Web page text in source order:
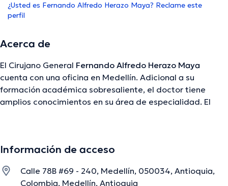
¿Usted es Fernando Alfredo Herazo Maya? Reclame este
perfil
Acerca de
El Cirujano General Fernando Alfredo Herazo Maya
cuenta con una oficina en Medellín. Adicional a su
formación académica sobresaliente, el doctor tiene
amplios conocimientos en su área de especialidad. El
médicas. Fernando Alfredo Herazo Maya ha compartido
una formación continua en su campo de especialización y
Información de acceso
Calle 78B #69 - 240, Medellín, 050034, Antioquia,
Colombia, Medellín, Antioquia